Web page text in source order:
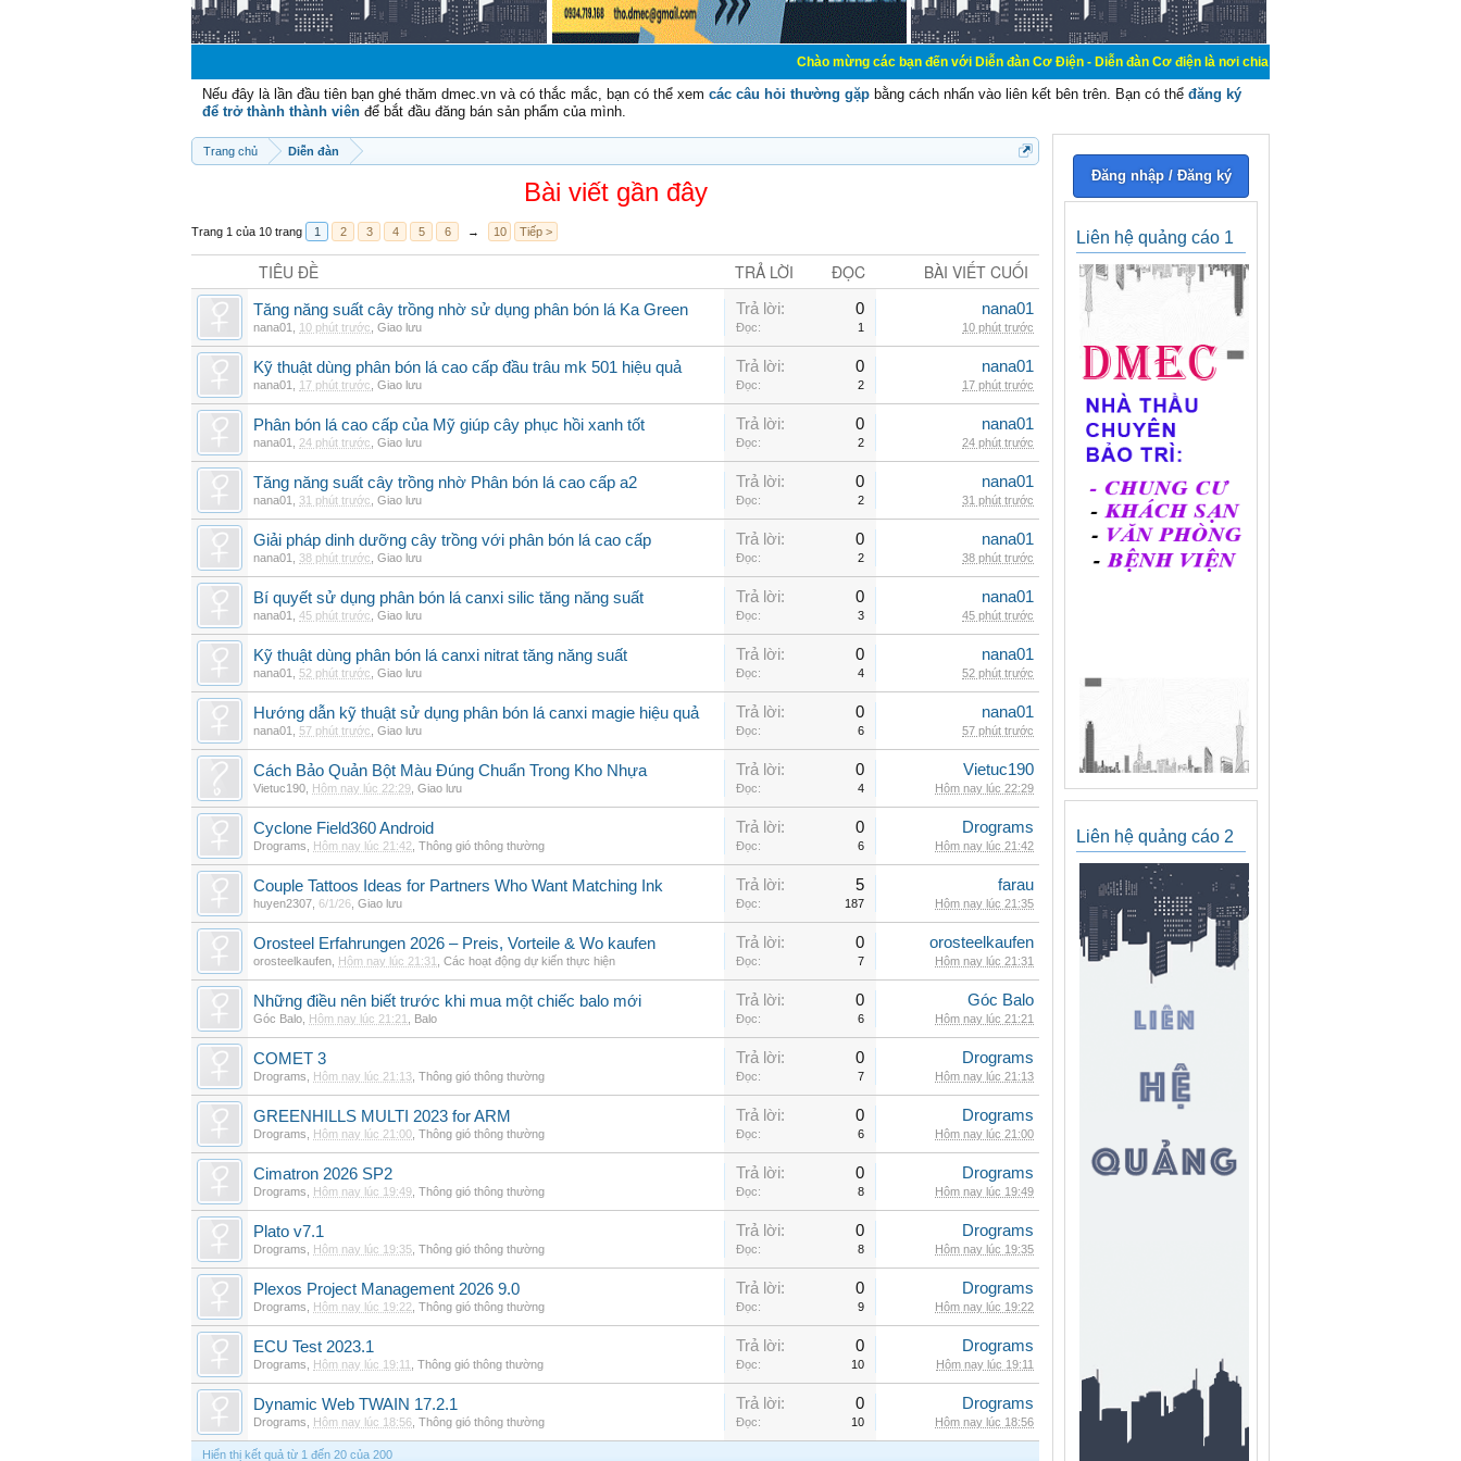
Chào mừng các bạn đến với Diễn đàn Cơ Điện - Diễn đàn Cơ điện là nơi chia sẽ kiến thức kinh nghiệm trong lãnh
Nếu đây là lần đầu tiên bạn ghé thăm dmec.vn và có thắc mắc, bạn có thể xem các câu hỏi thường gặp bằng cách nhấn vào liên kết bên trên. Bạn có thể đăng ký
để trở thành thành viên để bắt đầu đăng bán sản phẩm của mình.
Trang chủ Diễn đàn
Bài viết gần đây
Trang 1 của 10 trang 1 2 3 4 5 6 → 10 Tiếp >
TIÊU ĐỀ TRẢ LỜI ĐỌC BÀI VIẾT CUỐI
Tăng năng suất cây trồng nhờ sử dụng phân bón lá Ka Green
nana01 10 phút trước Giao lưu
Trả lời: 0
Đọc: 1
nana01
10 phút trước
Kỹ thuật dùng phân bón lá cao cấp đầu trâu mk 501 hiệu quả
nana01 17 phút trước Giao lưu
Trả lời: 0
Đọc: 2
nana01
17 phút trước
Phân bón lá cao cấp của Mỹ giúp cây phục hồi xanh tốt
nana01 24 phút trước Giao lưu
Trả lời: 0
Đọc: 2
nana01
24 phút trước
Tăng năng suất cây trồng nhờ Phân bón lá cao cấp a2
nana01 31 phút trước Giao lưu
Trả lời: 0
Đọc: 2
nana01
31 phút trước
Giải pháp dinh dưỡng cây trồng với phân bón lá cao cấp
nana01 38 phút trước Giao lưu
Trả lời: 0
Đọc: 2
nana01
38 phút trước
Bí quyết sử dụng phân bón lá canxi silic tăng năng suất
nana01 45 phút trước Giao lưu
Trả lời: 0
Đọc: 3
nana01
45 phút trước
Kỹ thuật dùng phân bón lá canxi nitrat tăng năng suất
nana01 52 phút trước Giao lưu
Trả lời: 0
Đọc: 4
nana01
52 phút trước
Hướng dẫn kỹ thuật sử dụng phân bón lá canxi magie hiệu quả
nana01 57 phút trước Giao lưu
Trả lời: 0
Đọc: 6
nana01
57 phút trước
Cách Bảo Quản Bột Màu Đúng Chuẩn Trong Kho Nhựa
Vietuc190 Hôm nay lúc 22:29 Giao lưu
Trả lời: 0
Đọc: 4
Vietuc190
Hôm nay lúc 22:29
Cyclone Field360 Android
Drograms Hôm nay lúc 21:42 Thông gió thông thường
Trả lời: 0
Đọc: 6
Drograms
Hôm nay lúc 21:42
Couple Tattoos Ideas for Partners Who Want Matching Ink
huyen2307 6/1/26 Giao lưu
Trả lời: 5
Đọc: 187
farau
Hôm nay lúc 21:35
Orosteel Erfahrungen 2026 – Preis, Vorteile & Wo kaufen
orosteelkaufen Hôm nay lúc 21:31 Các hoạt động dự kiến thực hiện
Trả lời: 0
Đọc: 7
orosteelkaufen
Hôm nay lúc 21:31
Những điều nên biết trước khi mua một chiếc balo mới
Góc Balo Hôm nay lúc 21:21 Balo
Trả lời: 0
Đọc: 6
Góc Balo
Hôm nay lúc 21:21
COMET 3
Drograms Hôm nay lúc 21:13 Thông gió thông thường
Trả lời: 0
Đọc: 7
Drograms
Hôm nay lúc 21:13
GREENHILLS MULTI 2023 for ARM
Drograms Hôm nay lúc 21:00 Thông gió thông thường
Trả lời: 0
Đọc: 6
Drograms
Hôm nay lúc 21:00
Cimatron 2026 SP2
Drograms Hôm nay lúc 19:49 Thông gió thông thường
Trả lời: 0
Đọc: 8
Drograms
Hôm nay lúc 19:49
Plato v7.1
Drograms Hôm nay lúc 19:35 Thông gió thông thường
Trả lời: 0
Đọc: 8
Drograms
Hôm nay lúc 19:35
Plexos Project Management 2026 9.0
Drograms Hôm nay lúc 19:22 Thông gió thông thường
Trả lời: 0
Đọc: 9
Drograms
Hôm nay lúc 19:22
ECU Test 2023.1
Drograms Hôm nay lúc 19:11 Thông gió thông thường
Trả lời: 0
Đọc: 10
Drograms
Hôm nay lúc 19:11
Dynamic Web TWAIN 17.2.1
Drograms Hôm nay lúc 18:56 Thông gió thông thường
Trả lời: 0
Đọc: 10
Drograms
Hôm nay lúc 18:56
Hiển thị kết quả từ 1 đến 20 của 200
Đăng nhập / Đăng ký
Liên hệ quảng cáo 1
Liên hệ quảng cáo 2